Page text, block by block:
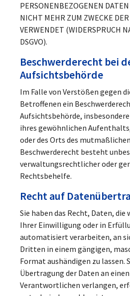
PERSONENBEZOGENEN
NICHT MEHR ZUM ZWECKE
VERWENDET (WIDERSPRUCH
DSGVO).
Beschwerde­recht bei
Aufsichts­behörde
Im Falle von Verstößen gegen
Betroffenen ein
Aufsichtsbehörde,
ihres gewöhnlichen
oder des Orts des
Beschwerderecht besteht
verwaltungsrechtlicher oder
Rechtsbehelfe.
Recht auf
Sie haben das Recht, Daten, die
Ihrer Einwilligung oder in
automatisiert verarbeiten, an
Dritten in einem gängigen,
Format aushändigen zu lassen.
Übertragung der Daten an
Verantwortlichen verlangen,